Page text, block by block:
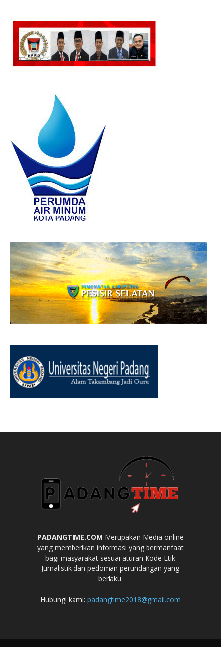
PADANGTIME.COM Merupakan Media online
yang memberikan informasi yang bermanfaat
bagi masyarakat sesuai aturan Kode Etik
Jurnalistik dan pedoman perundangan yang
berlaku.
Hubungi kami: padangtime2018@gmail.com